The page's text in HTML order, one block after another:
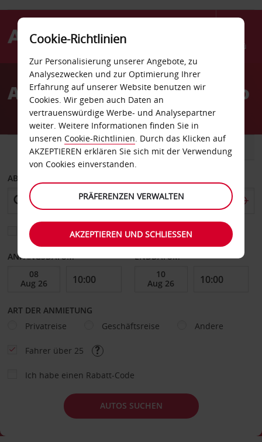
Menü
AvisAutovermietung Camarillo
FAHRZEUG TRANSPORTER
ABHOLEN VON
Eine andere Rückgabestation auswählen
ANFANGSDATUM ENDDATUM
ART DER ANMIETUNG
Privatreise
Geschäftsreise Andere
Fahrer über 25
Ich habe einen Rabatt-Code
AUTOS SUCHEN
Cookie-Richtlinien
Zur Personalisierung unserer Angebote, zu
Analysezwecken und zur Optimierung Ihrer
Erfahrung auf unserer Website benutzen wir
Cookies. Wir geben auch Daten an
vertrauenswürdige Werbe- und Analysepartner
weiter. Weitere Informationen finden Sie in
unseren Cookie-Richtlinien. Durch das Klicken auf
AKZEPTIEREN erklären Sie sich mit der Verwendung
von Cookies einverstanden.
PRÄFERENZEN VERWALTEN
AKZEPTIEREN UND SCHLIESSEN